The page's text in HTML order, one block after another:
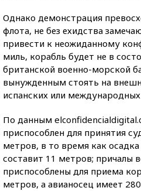
Однако демонстрация
флота, не без ехидства
привести к неожиданному
миль, корабль будет не в
британской военно-морской
вынужденным стоять на
испанских или
По данным
приспособлен для принятия
метров, в то время как
составит 11 метров; причалы
приспособлены для приема
метров, а авианосец имеет